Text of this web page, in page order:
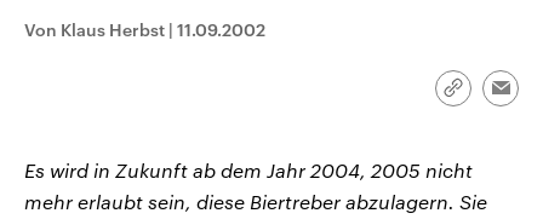
Von Klaus Herbst | 11.09.2002
Link
Es wird in Zukunft ab dem Jahr 2004, 2005 nicht
mehr erlaubt sein, diese Biertreber abzulagern. Sie